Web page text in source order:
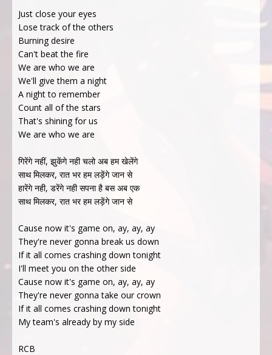
Just close your eyes
Lose track of the others
Burning desire
Can't beat the fire
We are who we are
We'll give them a night
A night to remember
Count all of the stars
That's shining for us
We are who we are
गिरेंगे नहीं, झुकेंगे नही चलो अब हम खेलेंगे
साथ मिलकर, रात भर हम लड़ेंगे जान से
हारेंगे नही, डरेंगे नही सपना है बस अब एक
साथ मिलकर, रात भर हम लड़ेंगे जान से
Cause now it's game on, ay, ay, ay
They're never gonna break us down
If it all comes crashing down tonight
I'll meet you on the other side
Cause now it's game on, ay, ay, ay
They're never gonna take our crown
If it all comes crashing down tonight
My team's already by my side
RCB